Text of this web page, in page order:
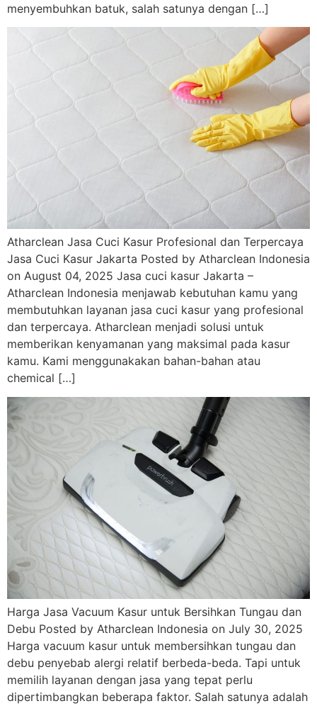
menyembuhkan batuk, salah satunya dengan […]
Atharclean Jasa Cuci Kasur Profesional dan Terpercaya
Jasa Cuci Kasur Jakarta Posted by Atharclean Indonesia
on August 04, 2025 Jasa cuci kasur Jakarta –
Atharclean Indonesia menjawab kebutuhan kamu yang
membutuhkan layanan jasa cuci kasur yang profesional
dan terpercaya. Atharclean menjadi solusi untuk
memberikan kenyamanan yang maksimal pada kasur
kamu. Kami menggunakakan bahan-bahan atau
chemical […]
Harga Jasa Vacuum Kasur untuk Bersihkan Tungau dan
Debu Posted by Atharclean Indonesia on July 30, 2025
Harga vacuum kasur untuk membersihkan tungau dan
debu penyebab alergi relatif berbeda-beda. Tapi untuk
memilih layanan dengan jasa yang tepat perlu
dipertimbangkan beberapa faktor. Salah satunya adalah